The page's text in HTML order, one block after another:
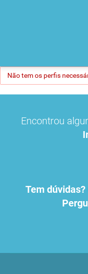
Não tem os perfis
Encontrou
Tem dúvidas?